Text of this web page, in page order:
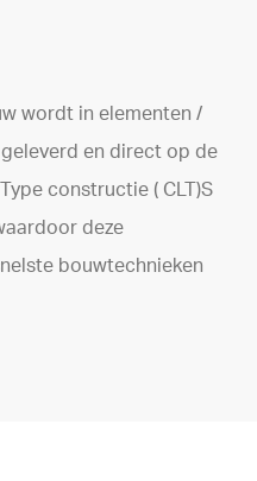
wordt in elementen /
en direct op de
constructie ( CLT)S
deze
bouwtechnieken